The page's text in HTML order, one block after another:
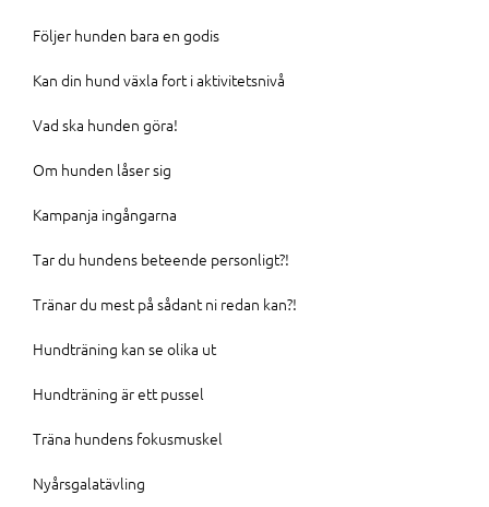
Följer hunden bara en godis
Kan din hund växla fort i aktivitetsnivå
Vad ska hunden göra!
Om hunden låser sig
Kampanja ingångarna
Tar du hundens beteende personligt?!
Tränar du mest på sådant ni redan kan?!
Hundträning kan se olika ut
Hundträning är ett pussel
Träna hundens fokusmuskel
Nyårsgalatävling